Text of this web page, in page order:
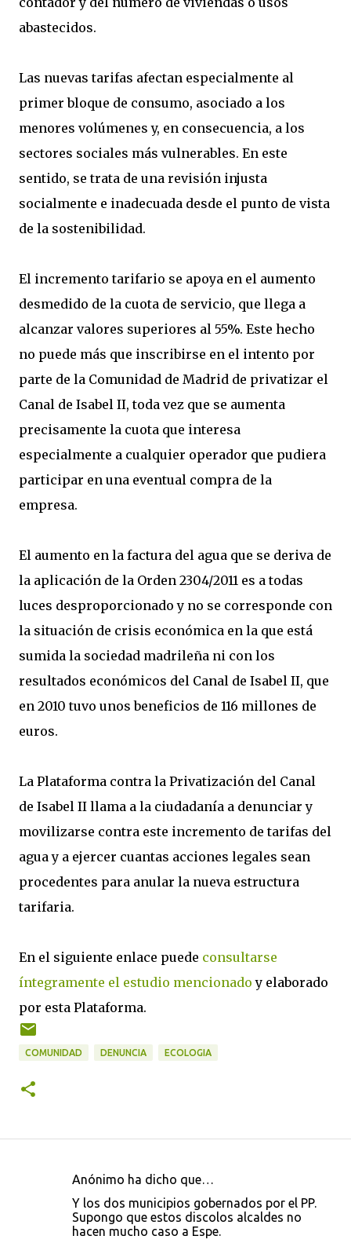
abastecidos.
Las nuevas tarifas afectan especialmente al
primer bloque de consumo, asociado a los
menores volúmenes y, en consecuencia, a los
sectores sociales más vulnerables. En este
sentido, se trata de una revisión injusta
socialmente e inadecuada desde el punto de vista
de la sostenibilidad.
El incremento tarifario se apoya en el aumento
desmedido de la cuota de servicio, que llega a
alcanzar valores superiores al 55%. Este hecho
no puede más que inscribirse en el intento por
parte de la Comunidad de Madrid de privatizar el
Canal de Isabel II, toda vez que se aumenta
precisamente la cuota que interesa
especialmente a cualquier operador que pudiera
participar en una eventual compra de la
empresa.
El aumento en la factura del agua que se deriva de
la aplicación de la Orden 2304/2011 es a todas
luces desproporcionado y no se corresponde con
la situación de crisis económica en la que está
sumida la sociedad madrileña ni con los
resultados económicos del Canal de Isabel II, que
en 2010 tuvo unos beneficios de 116 millones de
euros.
La Plataforma contra la Privatización del Canal
de Isabel II llama a la ciudadanía a denunciar y
movilizarse contra este incremento de tarifas del
agua y a ejercer cuantas acciones legales sean
procedentes para anular la nueva estructura
tarifaria.
En el siguiente enlace puede consultarse
íntegramente el estudio mencionado y elaborado
por esta Plataforma.
COMUNIDAD DENUNCIA ECOLOGIA
Anónimo ha dicho que…
Y los dos municipios gobernados por el PP.
Supongo que estos discolos alcaldes no
hacen mucho caso a Espe.